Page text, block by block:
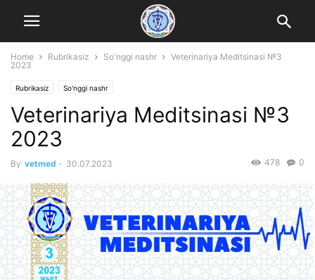
Home Rubrikasiz So'nggi nashr
Veterinariya Meditsinasi №3
2023
Rubrikasiz So'nggi nashr
Veterinariya Meditsinasi №3
2023
By vetmed - 30.07.2023 0
478